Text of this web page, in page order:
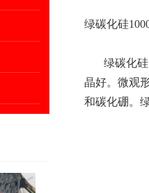
绿碳化硅
绿碳化硅
晶好。微观
和碳化硼。